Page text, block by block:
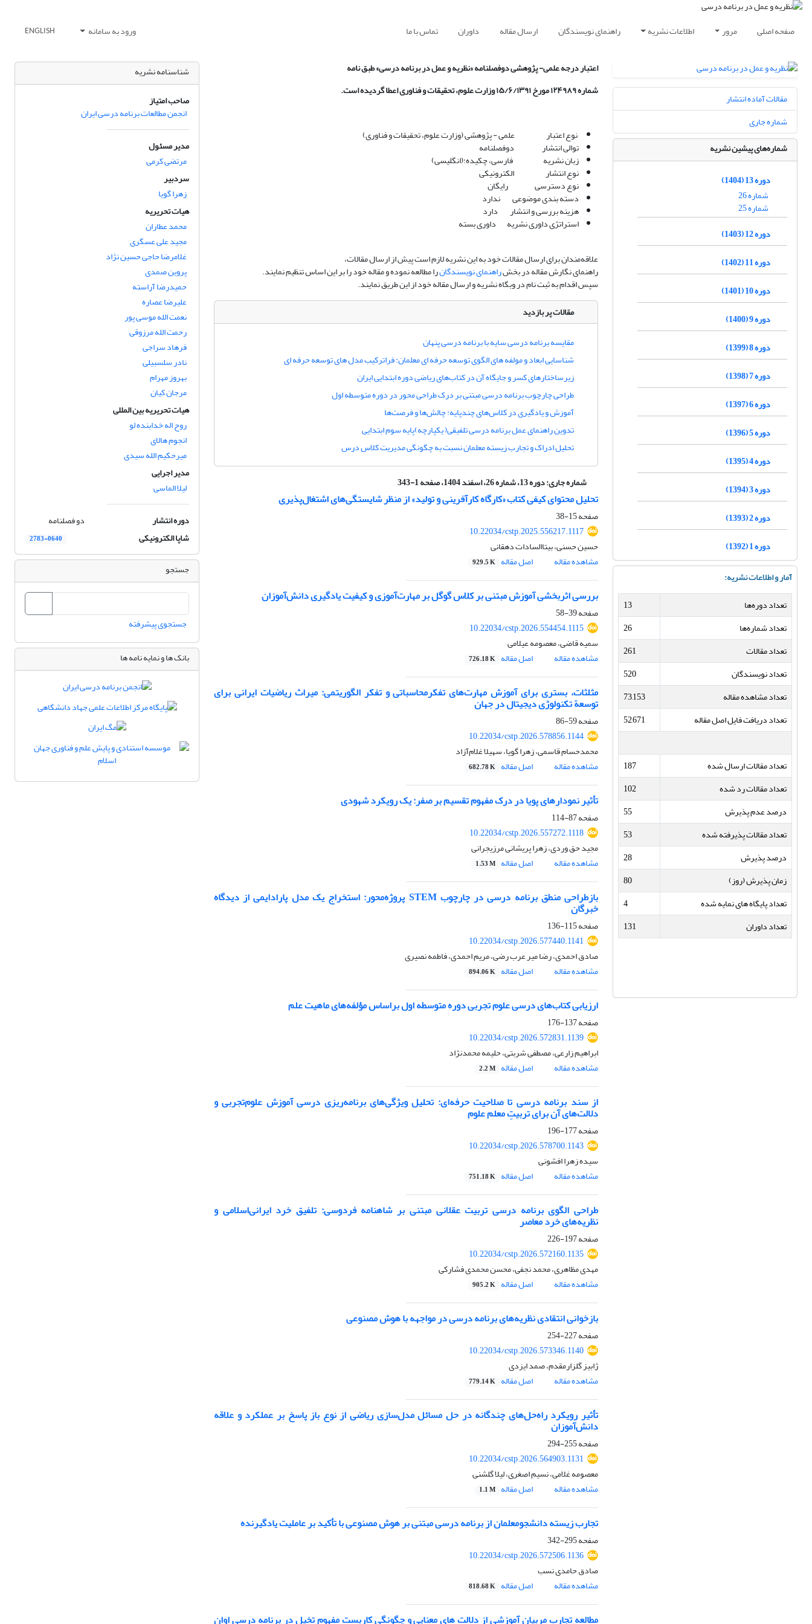
صفحه اصلی مرور اطلاعات نشریه راهنمای نویسندگان ارسال مقاله داوران تماس با ما ورود به سامانه ENGLISH
مقالات آماده انتشار
شماره جاری
شماره‌های پیشین نشریه
دوره 13 (1404)
شماره 26
شماره 25
دوره 12 (1403)
دوره 11 (1402)
دوره 10 (1401)
دوره 9 (1400)
دوره 8 (1399)
دوره 7 (1398)
دوره 6 (1397)
دوره 5 (1396)
دوره 4 (1395)
دوره 3 (1394)
دوره 2 (1393)
دوره 1 (1392)
آمار و اطلاعات نشریه:
تعداد دوره‌ها
13
تعداد شماره‌ها
26
تعداد مقالات
261
تعداد نویسندگان
520
تعداد مشاهده مقاله
73,153
تعداد دریافت فایل اصل مقاله
52,671
تعداد مقالات ارسال شده
187
تعداد مقالات رد شده
102
درصد عدم پذیرش
55
تعداد مقالات پذیرفته شده
53
درصد پذیرش
28
زمان پذیرش (روز)
80
تعداد پایگاه های نمایه شده
4
تعداد داوران
131
اعتبار درجه علمی- پژوهشی دوفصلنامه «نظریه و عمل در برنامه درسی» طبق نامه
شماره ۱۲۴۹۸۹ مورخ ۱۵/۶/۱۳۹۱ وزارت علوم، تحقیقات و فناوری اعطا گردیده است.
نوع اعتبار علمی - پژوهشی (وزارت علوم، تحقیقات و فناوری)
توالی انتشار دوفصلنامه
زبان نشریه فارسی، چکیده:(انگلیسی)
نوع انتشار الکترونیکی
نوع دسترسی رایگان
دسته بندی موضوعی ندارد
هزینه بررسی و انتشار دارد
استراتژی داوری نشریه داوری بسته
علاقه‌مندان برای ارسال مقالات خود به این نشریه لازم است پیش از ارسال مقالات،
راهنمای نگارش مقاله در بخشراهنمای نویسندگانرا مطالعه نموده و مقاله خود را بر این اساس تنظیم نمایند.
سپس اقدام به ثبت نام در وبگاه نشریه و ارسال مقاله خود از این طریق نمایند.
مقالات پر بازدید
مقایسه برنامه درسی سایه با برنامه درسی پنهان
شناسایی ابعاد و مولفه های الگوی توسعه حرفه ای معلمان: فراترکیب مدل های توسعه حرفه ای
زیرساختارهای کسر و جایگاه آن در کتاب‌های ریاضی دوره ابتدایی ایران
طراحی چارچوب برنامه درسی مبتنی بر درک طراحی محور در دوره متوسطه اول
آموزش و یادگیری در کلاس‌های چندپایه: چالش‌ها و فرصت‌ها
تدوین راهنمای عمل برنامه درسی تلفیقی( یکپارچه)پایه سوم ابتدایی
تحلیل ادراک و تجارب زیسته معلمان نسبت به چگونگی مدیریت کلاس درس
شماره جاری:دوره 13، شماره 26، اسفند 1404، صفحه 1-343
تحلیل محتوای کیفی کتاب «کارگاه کارآفرینی و تولید» از منظر شایستگی‌های اشتغال‌پذیری
صفحه15-38
10.22034/cstp.2025.556217.1117
حسین حسنی، بیتاالسادات دهقانی
مشاهده مقاله
اصل مقاله 929.5 K
بررسی اثربخشی آموزش مبتنی بر کلاس گوگل بر مهارت‌آموزی و کیفیت یادگیری دانش‌آموزان
صفحه39-58
10.22034/cstp.2026.554454.1115
سمیه قاضی، معصومه عیلامی
مشاهده مقاله
اصل مقاله 726.18 K
مثلثات، بستری برای آموزش مهارت‌های تفکرمحاسباتی و تفکر الگوریتمی: میراث ریاضیات ایرانی برای
توسعة تکنولوژی دیجیتال در جهان
صفحه59-86
10.22034/cstp.2026.578856.1144
محمدحسام قاسمی، زهرا گویا، سهیلا غلام‌آزاد
مشاهده مقاله
اصل مقاله 682.78 K
تأثیر نمودارهای پویا در درک مفهوم تقسیم بر صفر: یک رویکرد شهودی
صفحه87-114
10.22034/cstp.2026.557272.1118
مجید حق وردی، زهرا پریشانی مرزیجرانی
مشاهده مقاله
اصل مقاله 1.53 M
بازطراحی منطق برنامه درسی در چارچوب STEM پروژه‌محور: استخراج یک مدل پارادایمی از دیدگاه
خبرگان
صفحه115-136
10.22034/cstp.2026.577440.1141
صادق احمدی، رضا میر عرب رضی، مریم احمدی، فاطمه نصیری
مشاهده مقاله
اصل مقاله 894.06 K
ارزیابی کتاب‌های درسی علوم تجربی دوره متوسطه اول براساس مؤلفه‌های ماهیت علم
صفحه137-176
10.22034/cstp.2026.572831.1139
ابراهیم زارعی، مصطفی شربتی، حلیمه محمدنژاد
مشاهده مقاله
اصل مقاله 2.2 M
از سند برنامه‌ درسی تا صلاحیت حرفه‌ای: تحلیل ویژگی‌های برنامه‌ریزی درسی آموزش علوم‌تجربی و
دلالت‌های آن برای تربیتِ معلم علوم
صفحه177-196
10.22034/cstp.2026.578700.1143
سیده زهرا افشونی
مشاهده مقاله
اصل مقاله 751.18 K
طراحی الگوی برنامه درسی تربیت عقلانی مبتنی بر شاهنامه فردوسی: تلفیق خرد ایرانی‌اسلامی و
نظریه‌های خرد معاصر
صفحه197-226
10.22034/cstp.2026.572160.1135
مهدی مظاهری، محمد نجفی، محسن محمدی فشارکی
مشاهده مقاله
اصل مقاله 905.2 K
بازخوانی انتقادی نظریه‌های برنامه درسی در مواجهه با هوش مصنوعی
صفحه227-254
10.22034/cstp.2026.573346.1140
ژابیز گلزارمقدم، صمد ایزدی
مشاهده مقاله
اصل مقاله 779.14 K
تأثیر رویکرد راه‌حل‌های چندگانه در حل مسائل مدل‌سازی ریاضی از نوع باز پاسخ بر عملکرد و علاقه
دانش‌آموزان
صفحه255-294
10.22034/cstp.2026.564903.1131
معصومه غلامی، نسیم اصغری، لیلا گلشنی
مشاهده مقاله
اصل مقاله 1.1 M
تجارب زیسته دانشجومعلمان از برنامه درسی مبتنی بر هوش مصنوعی با تأکید بر عاملیت یادگیرنده
صفحه295-342
10.22034/cstp.2026.572506.1136
صادق حامدی نسب
مشاهده مقاله
اصل مقاله 818.68 K
مطالعه تجارب مربیان آموزشی از دلالت های معنایی و چگونگی کاربست مفهوم تخیل در برنامه درسی اوان
شناسنامه نشریه
صاحب امتیاز
انجمن مطالعات برنامه درسی ایران
مدیر مسئول
مرتضی کرمی
سردبیر
زهرا گویا
هیات تحریریه
محمد عطاران
مجید علی عسگری
غلامرضا حاجی حسین نژاد
پروین صمدی
حمیدرضا آراسته
علیرضا عصاره
نعمت الله موسی پور
رحمت الله مرزوقی
فرهاد سراجی
نادر سلسبیلی
بهروز مهرام
مرجان کیان
هیات تحریریه بین المللی
روح اله خدابنده لو
انجوم هالای
میرحکیم الله سیدی
مدیر اجرایی
لیلا الماسی
دوره انتشار
دو فصلنامه
شاپا الکترونیکی
2783-0640
جستجو
جستجوی پیشرفته
بانک ها و نمایه نامه ها